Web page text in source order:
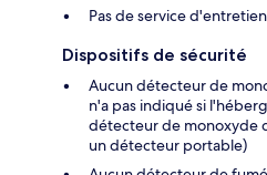
Pas de service d'entretien
Dispositifs de sécurité
Aucun détecteur de
n'a pas indiqué si
détecteur de monoxyde
un détecteur portable)